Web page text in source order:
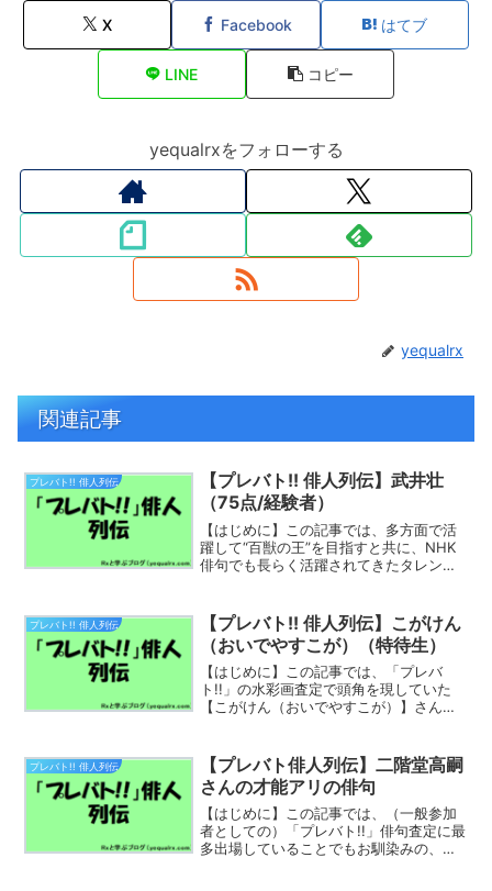
X Facebook はてブ
LINE コピー
yequalrxをフォローする
yequalrx
関連記事
プレバト!! 俳人列伝
【プレバト!! 俳人列伝】武井壮
（75点/経験者）
【はじめに】この記事では、多方面で活
躍して“百獣の王”を目指すと共に、NHK
俳句でも長らく活躍されてきたタレント
（2014年～）武井壮さんが「プレバ
ト!!」に初挑戦...
プレバト!! 俳人列伝
【プレバト!! 俳人列伝】こがけん
（おいでやすこが）（特待生）
【はじめに】この記事では、「プレバ
ト!!」の水彩画査定で頭角を現していた
【こがけん（おいでやすこが）】さんの
けんたろう）、1979年〈昭和54年〉2月
14日- ）は、...
プレバト!! 俳人列伝
【プレバト俳人列伝】二階堂高嗣
さんの才能アリの俳句
【はじめに】この記事では、（一般参加
者としての）「プレバト!!」俳句査定に最
多出場していることでもお馴染みの、